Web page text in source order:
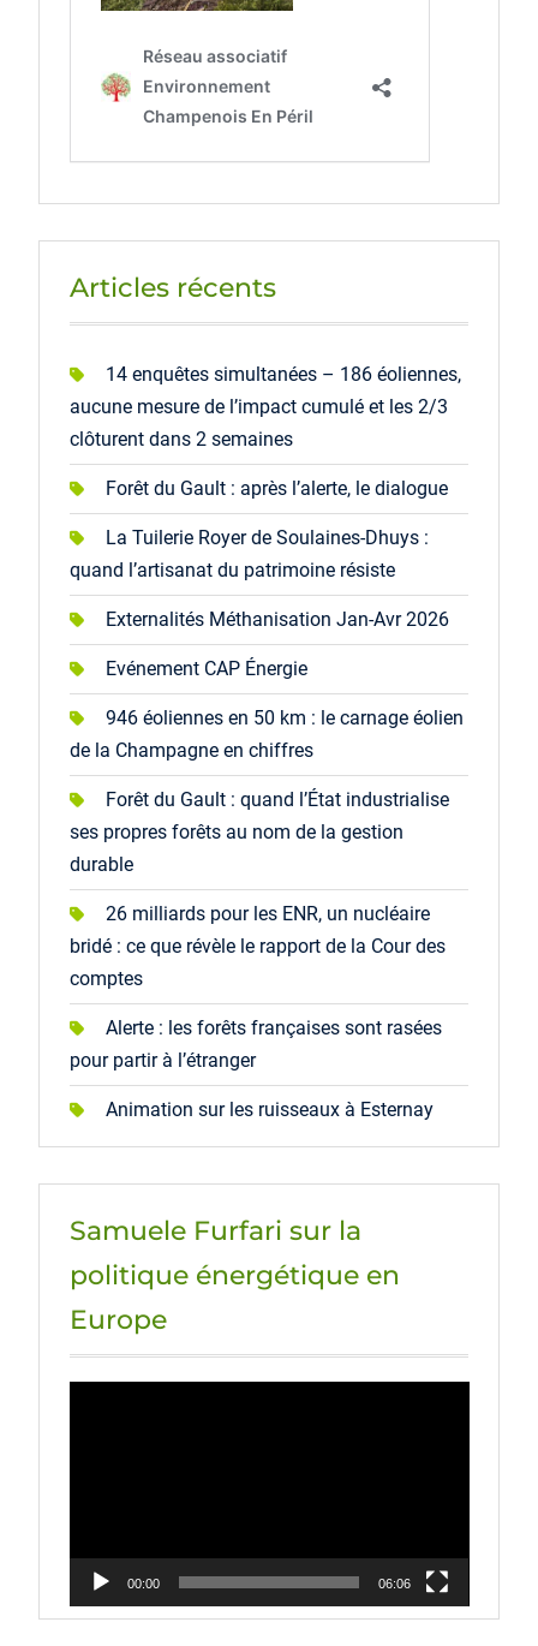
Articles récents
14 enquêtes simultanées – 186 éoliennes,
aucune mesure de l’impact cumulé et les 2/3
clôturent dans 2 semaines
Forêt du Gault : après l’alerte, le dialogue
La Tuilerie Royer de Soulaines-Dhuys :
quand l’artisanat du patrimoine résiste
Externalités Méthanisation Jan-Avr 2026
Evénement CAP Énergie
946 éoliennes en 50 km : le carnage éolien
de la Champagne en chiffres
Forêt du Gault : quand l’État industrialise
ses propres forêts au nom de la gestion
durable
26 milliards pour les ENR, un nucléaire
bridé : ce que révèle le rapport de la Cour des
comptes
Alerte : les forêts françaises sont rasées
pour partir à l’étranger
Animation sur les ruisseaux à Esternay
Samuele Furfari sur la
politique énergétique en
Europe
00:00 06:06